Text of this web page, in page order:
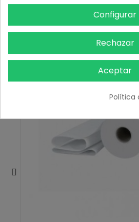
Configurar
Rechazar
Aceptar
Política